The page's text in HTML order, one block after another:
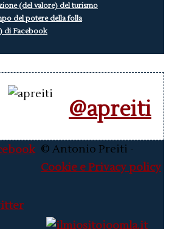
(del valore) del turismo
del potere della folla
di Facebook
@apreiti
© Antonio Preiti -
Cookie e Privacy policy